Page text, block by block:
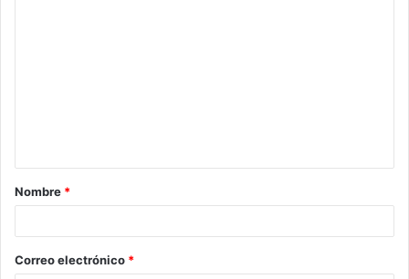
a
r
Nombre *
Correo electrónico *